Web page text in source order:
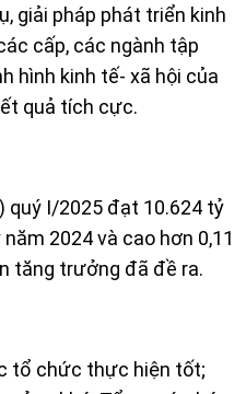
giải pháp phát triển kinh
cấp, các ngành tập
hình kinh tế- xã hội của
quả tích cực.
quý I/2025 đạt 10.624 tỷ
2024 và cao hơn 0,11
tăng trưởng đã đề ra.
tổ chức thực hiện tốt;